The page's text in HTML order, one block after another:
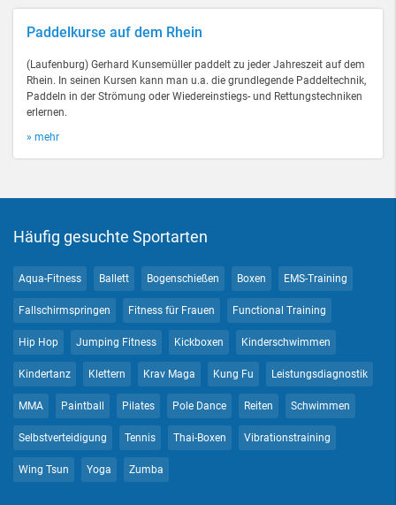
Paddelkurse auf dem Rhein
(Laufenburg) Gerhard Kunsemüller paddelt zu jeder Jahreszeit auf dem
Rhein. In seinen Kursen kann man u.a. die grundlegende Paddeltechnik,
Paddeln in der Strömung oder Wiedereinstiegs- und Rettungstechniken
erlernen.
» mehr
Häufig gesuchte Sportarten
Aqua-Fitness Ballett Bogenschießen Boxen EMS-Training
Fallschirmspringen Fitness für Frauen Functional Training
Hip Hop Jumping Fitness Kickboxen Kinderschwimmen
Kindertanz Klettern Krav Maga Kung Fu Leistungsdiagnostik
MMA Paintball Pilates Pole Dance Reiten Schwimmen
Selbstverteidigung Tennis Thai-Boxen Vibrationstraining
Wing Tsun Yoga Zumba